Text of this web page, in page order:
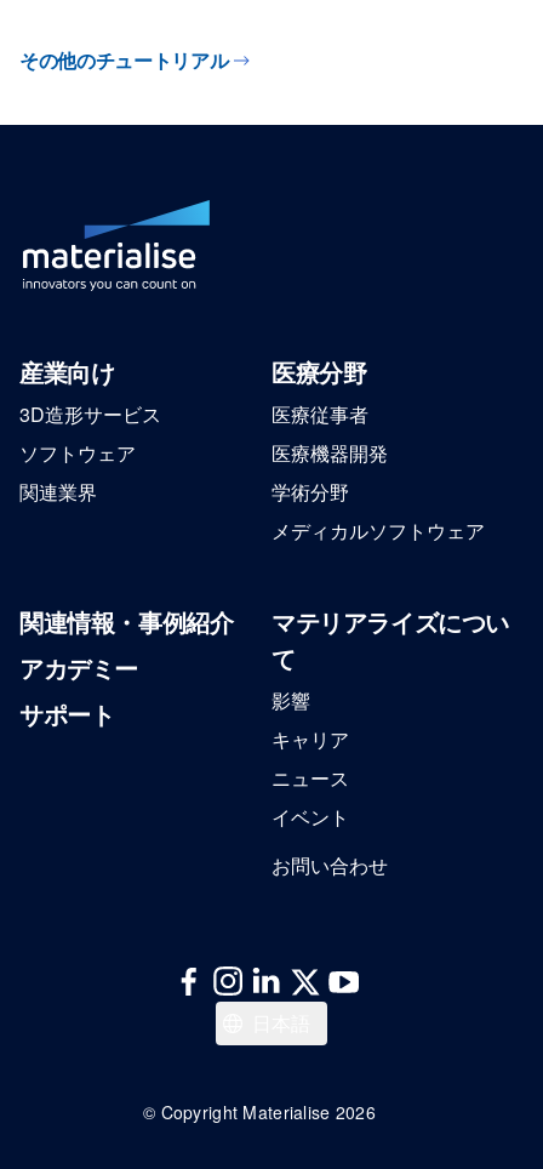
その他のチュートリアル
産業向け
3D造形サービス
ソフトウェア
関連業界
医療分野
医療従事者
医療機器開発
学術分野
メディカルソフトウェア
関連情報・事例紹介
アカデミー
サポート
マテリアライズについ
て
影響
キャリア
ニュース
イベント
お問い合わせ
© Copyright Materialise 2026